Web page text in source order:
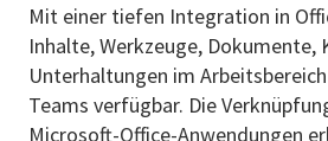
Mit einer tiefen Integration in
Inhalte, Werkzeuge, Dokumente,
Unterhaltungen im
Teams verfügbar. Die
Microsoft-Office-Anwendungen